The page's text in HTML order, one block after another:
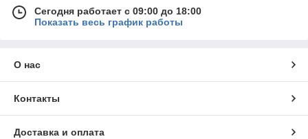
Сегодня работает с 09:00 до 18:00
Показать весь график работы
О нас
Контакты
Доставка и оплата